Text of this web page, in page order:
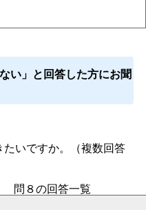
い」と回答した方にお聞
いですか。（複数回答
問８の回答一覧